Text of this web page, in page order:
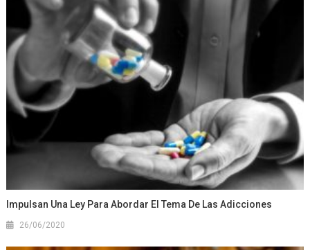
Impulsan Una Ley Para Abordar El Tema De Las Adicciones
26/06/2020